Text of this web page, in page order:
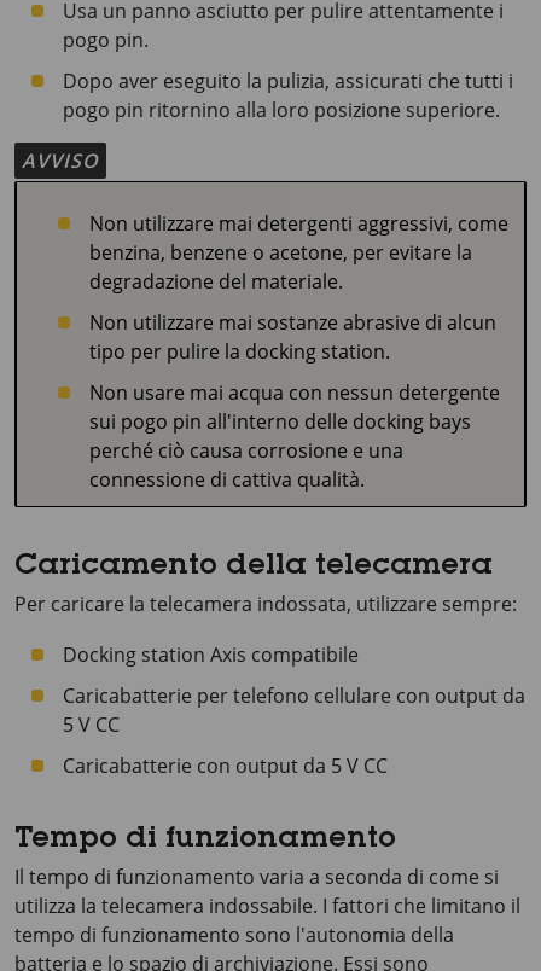
Usa un panno asciutto per pulire attentamente i
pogo pin.
Dopo aver eseguito la pulizia, assicurati che tutti i
pogo pin ritornino alla loro posizione superiore.
AVVISO
Non utilizzare mai detergenti aggressivi, come
benzina, benzene o acetone, per evitare la
degradazione del materiale.
Non utilizzare mai sostanze abrasive di alcun
tipo per pulire la docking station.
Non usare mai acqua con nessun detergente
sui pogo pin all'interno delle docking bays
perché ciò causa corrosione e una
connessione di cattiva qualità.
Caricamento della telecamera
Per caricare la telecamera indossata, utilizzare sempre:
Docking station Axis compatibile
Caricabatterie per telefono cellulare con output da
5 V CC
Caricabatterie con output da 5 V CC
Tempo di funzionamento
Il tempo di funzionamento varia a seconda di come si
utilizza la telecamera indossabile. I fattori che limitano il
tempo di funzionamento sono l'autonomia della
batteria e lo spazio di archiviazione. Essi sono